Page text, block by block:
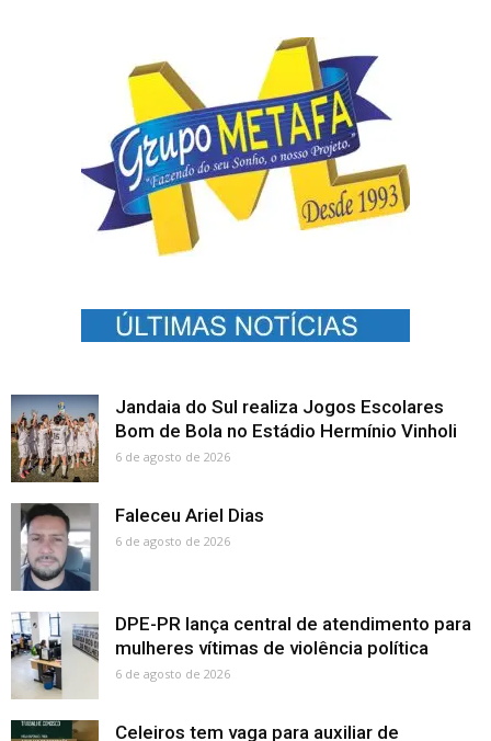
Jandaia do Sul realiza Jogos Escolares
Bom de Bola no Estádio Hermínio Vinholi
6 de agosto de 2026
Faleceu Ariel Dias
6 de agosto de 2026
DPE-PR lança central de atendimento para
mulheres vítimas de violência política
6 de agosto de 2026
Celeiros tem vaga para auxiliar de